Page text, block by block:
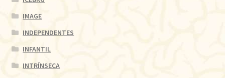
IMAGE
INDEPENDENTES
INFANTIL
INTRÍNSECA